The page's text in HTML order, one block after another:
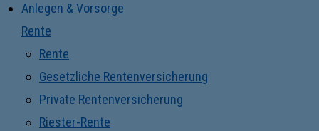
Anlegen & Vorsorge
Rente
Rente
Gesetzliche Rentenversicherung
Private Rentenversicherung
Riester-Rente